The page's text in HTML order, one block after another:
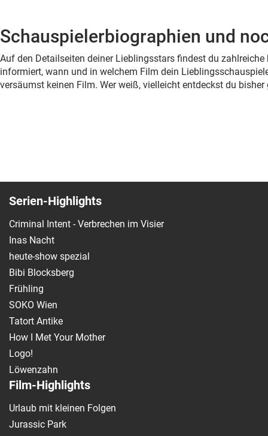
Schauspielerbiographien und
Auf den Detailseiten deiner Lieblingsstars findest du
informiert, wann und in welchem Film dein
versäumst keinen Film. Wer weiß, vielleicht entdeckst du
Serien-Highlights
Criminal Intent - Verbrechen im Visier
Inas Nacht
heute-show spezial
Bibi Blocksberg
Frühling
SOKO Wien
Tatort Antike
How I Met Your Mother
Logo!
Löwenzahn
Film-Highlights
Urlaub mit kleinen Folgen
Jurassic Park